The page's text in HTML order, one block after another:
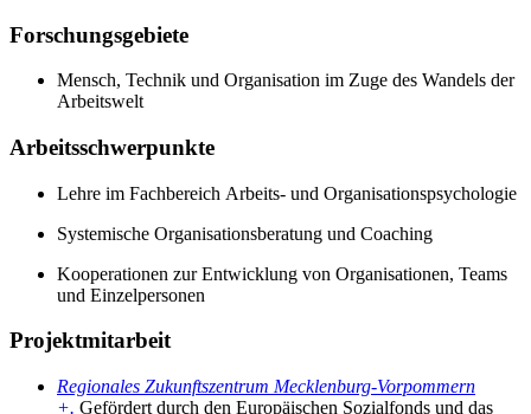
Forschungsgebiete
Mensch, Technik und Organisation im Zuge des Wandels der
Arbeitswelt
Arbeitsschwerpunkte
Lehre im Fachbereich Arbeits- und Organisationspsychologie
Systemische Organisationsberatung und Coaching
Kooperationen zur Entwicklung von Organisationen, Teams
und Einzelpersonen
Projektmitarbeit
Regionales Zukunftszentrum Mecklenburg-Vorpommern
+. Gefördert durch den Europäischen Sozialfonds und das